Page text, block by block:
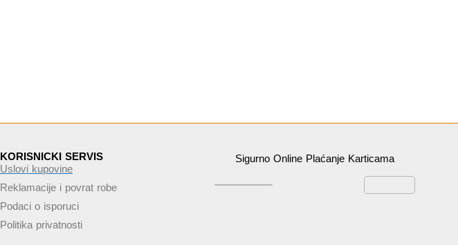
KORISNICKI SERVIS
Uslovi kupovine
Reklamacije i povrat robe
Podaci o isporuci
Politika privatnosti
Sigurno Online Plaćanje Karticama